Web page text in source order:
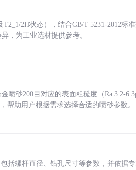
2H状态），结合GB/T 5231-2012标
，为工业选材提供参考。
喷砂200目对应的表面粗糙度（Ra 3.2-
帮助用户根据需求选择合适的喷砂参数。
括螺杆直径、钻孔尺寸等参数，并依据